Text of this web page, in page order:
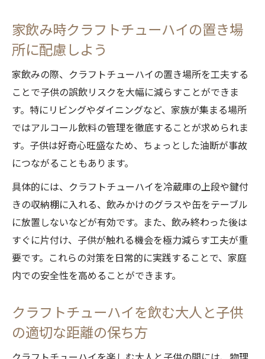
家飲み時クラフトチューハイの置き場
所に配慮しよう
家飲みの際、クラフトチューハイの置き場所を工夫する
ことで子供の誤飲リスクを大幅に減らすことができま
す。特にリビングやダイニングなど、家族が集まる場所
ではアルコール飲料の管理を徹底することが求められま
す。子供は好奇心旺盛なため、ちょっとした油断が事故
につながることもあります。
具体的には、クラフトチューハイを冷蔵庫の上段や鍵付
きの収納棚に入れる、飲みかけのグラスや缶をテーブル
に放置しないなどが有効です。また、飲み終わった後は
すぐに片付け、子供が触れる機会を極力減らす工夫が重
要です。これらの対策を日常的に実践することで、家庭
内での安全性を高めることができます。
クラフトチューハイを飲む大人と子供
の適切な距離の保ち方